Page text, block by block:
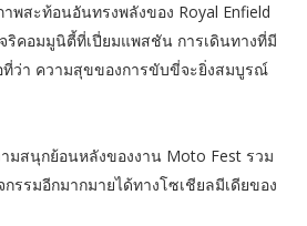
พสะท้อนอันทรงพลังของ Royal Enfield
คอมมูนิตี้ที่เปี่ยมแพสชัน การเดินทางที่มี
ที่ว่า ความสุขของการขับขี่จะยิ่งสมบูรณ์
มสนุกย้อนหลังของงาน Moto Fest รวม
รรมอีกมากมายได้ทางโซเชียลมีเดียของ